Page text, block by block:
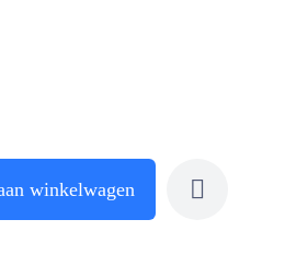
winkelwagen